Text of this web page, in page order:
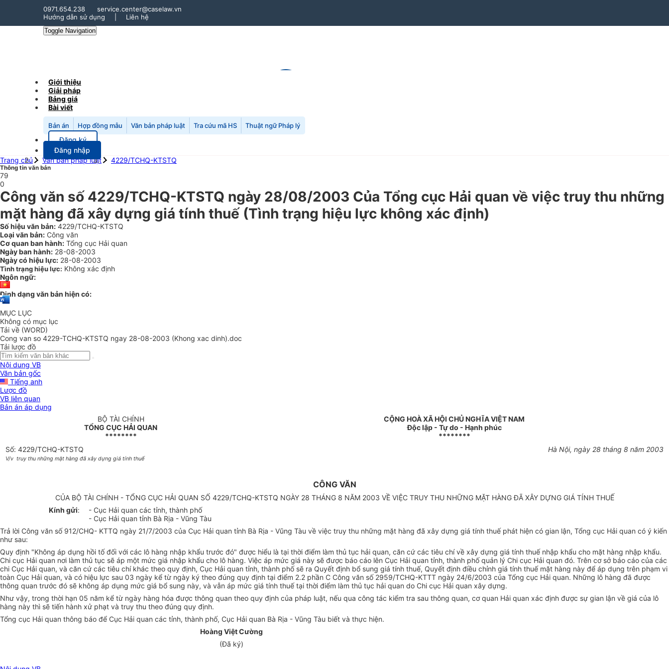
0971.654.238
service.center@caselaw.vn
Hướng dẫn sử dụng
Liên hệ
Toggle Navigation
Giới thiệu
Giải pháp
Bảng giá
Bài viết
Bản án Hợp đồng mẫu Văn bản pháp luật Tra cứu mã HS Thuật ngữ Pháp lý
Đăng ký
Đăng nhập
Trang chủ
Văn bản pháp luật 4229/TCHQ-KTSTQ
Thông tin văn bản
79
0
Công văn số 4229/TCHQ-KTSTQ ngày 28/08/2003 Của Tổng cục Hải quan về việc truy thu những
mặt hàng đã xây dựng giá tính thuế (Tình trạng hiệu lực không xác định)
Số hiệu văn bản: 4229/TCHQ-KTSTQ
Loại văn bản: Công văn
Cơ quan ban hành: Tổng cục Hải quan
Ngày ban hành: 28-08-2003
Ngày có hiệu lực: 28-08-2003
Tình trạng hiệu lực: Không xác định
Ngôn ngữ:
Định dạng văn bản hiện có:
MỤC LỤC
Không có mục lục
Tải về (WORD)
Cong van so 4229-TCHQ-KTSTQ ngay 28-08-2003 (Khong xac dinh).doc
Tải lược đồ
Nội dung VB
Văn bản gốc
Tiếng anh
Lược đồ
VB liên quan
Bản án áp dụng
BỘ TÀI CHÍNH
TỔNG CỤC HẢI QUAN
********
CỘNG HOÀ XÃ HỘI CHỦ NGHĨA VIỆT NAM
Độc lập - Tự do - Hạnh phúc
********
Số: 4229/TCHQ-KTSTQ
V/v truy thu những mặt hàng đã xây dựng giá tính thuế
Hà Nội, ngày 28 tháng 8 năm 2003
CÔNG VĂN
CỦA BỘ TÀI CHÍNH - TỔNG CỤC HẢI QUAN SỐ 4229/TCHQ-KTSTQ NGÀY 28 THÁNG 8 NĂM 2003 VỀ VIỆC TRUY THU NHỮNG MẶT HÀNG ĐÃ XÂY DỰNG GIÁ TÍNH THUẾ
Kính gửi:
- Cục Hải quan các tỉnh, thành phố
- Cục Hải quan tỉnh Bà Rịa - Vũng Tàu
Trả lời Công văn số 912/CHQ- KTTQ ngày 21/7/2003 của Cục Hải quan tỉnh Bà Rịa - Vũng Tàu về việc truy thu những mặt hàng đã xây dựng giá tính thuế phát hiện có gian lận, Tổng cục Hải quan có ý kiến
như sau:
Quy định "Không áp dụng hồi tố đối với các lô hàng nhập khẩu trước đó" được hiểu là tại thời điểm làm thủ tục hải quan, căn cứ các tiêu chí về xây dựng giá tính thuế nhập khẩu cho mặt hàng nhập khẩu.
Chi cục Hải quan nơi làm thủ tục sẽ áp một mức giá nhập khẩu cho lô hàng. Việc áp mức giá này sẽ được báo cáo lên Cục Hải quan tỉnh, thành phố quản lý Chi cục Hải quan đó. Trên cơ sở báo cáo của các
chi Cục Hải quan, và căn cứ các tiêu chí khác theo quy định, Cục Hải quan tỉnh, thành phố sẽ ra Quyết định bổ sung giá tính thuế, Quyết định điều chỉnh giá tính thuế mặt hàng này để áp dụng trên phạm vi
toàn Cục Hải quan, và có hiệu lực sau 03 ngày kể từ ngày ký theo đúng quy định tại điểm 2.2 phần C Công văn số 2959/TCHQ-KTTT ngày 24/6/2003 của Tổng cục Hải quan. Những lô hàng đã được
thông quan trước đó sẽ không áp dụng mức giá bổ sung này, và vẫn áp mức giá tính thuế tại thời điểm làm thủ tục hải quan do Chi cục Hải quan xây dựng.
Như vậy, trong thời hạn 05 năm kể từ ngày hàng hóa được thông quan theo quy định của pháp luật, nếu qua công tác kiểm tra sau thông quan, cơ quan Hải quan xác định được sự gian lận về giá của lô
hàng này thì sẽ tiến hành xử phạt và truy thu theo đúng quy định.
Tổng cục Hải quan thông báo để Cục Hải quan các tỉnh, thành phố, Cục Hải quan Bà Rịa - Vũng Tàu biết và thực hiện.
Hoàng Việt Cường
(Đã ký)